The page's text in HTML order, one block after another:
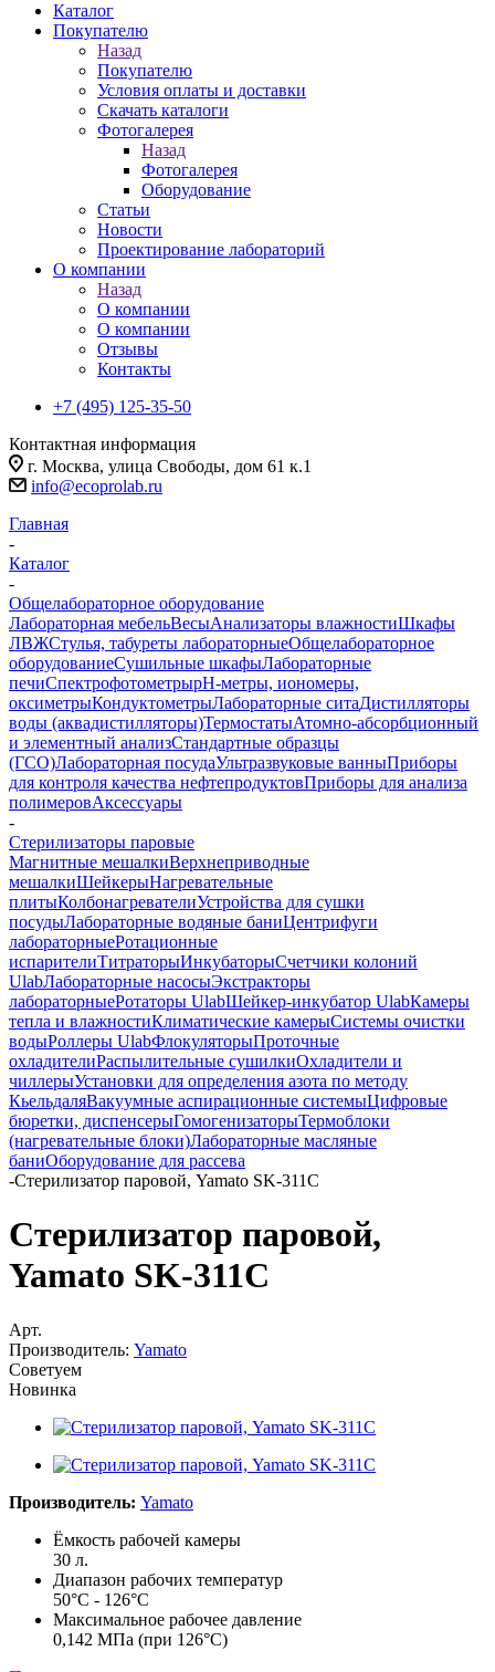
Каталог
Покупателю
Назад
Покупателю
Условия оплаты и доставки
Скачать каталоги
Фотогалерея
Назад
Фотогалерея
Оборудование
Статьи
Новости
Проектирование лабораторий
О компании
Назад
О компании
О компании
Отзывы
Контакты
+7 (495) 125-35-50
Контактная информация
г. Москва, улица Свободы, дом 61 к.1
info@ecoprolab.ru
Главная
-
Каталог
-
Общелабораторное оборудование
Лабораторная мебельВесыАнализаторы влажностиШкафы
ЛВЖСтулья, табуреты лабораторныеОбщелабораторное
оборудованиеСушильные шкафыЛабораторные
печиСпектрофотометрыpH-метры, иономеры,
оксиметрыКондуктометрыЛабораторные ситаДистилляторы
воды (аквадистилляторы)ТермостатыАтомно-абсорбционный
и элементный анализСтандартные образцы
(ГСО)Лабораторная посудаУльтразвуковые ванныПриборы
для контроля качества нефтепродуктовПриборы для анализа
полимеровАксессуары
-
Стерилизаторы паровые
Магнитные мешалкиВерхнеприводные
мешалкиШейкерыНагревательные
плитыКолбонагревателиУстройства для сушки
посудыЛабораторные водяные баниЦентрифуги
лабораторныеРотационные
испарителиТитраторыИнкубаторыСчетчики колоний
UlabЛабораторные насосыЭкстракторы
лабораторныеРотаторы UlabШейкер-инкубатор UlabКамеры
тепла и влажностиКлиматические камерыСистемы очистки
водыРоллеры UlabФлокуляторыПроточные
охладителиРаспылительные сушилкиОхладители и
чиллерыУстановки для определения азота по методу
КьельдаляВакуумные аспирационные системыЦифровые
бюретки, диспенсерыГомогенизаторыТермоблоки
(нагревательные блоки)Лабораторные масляные
баниОборудование для рассева
-Стерилизатор паровой, Yamato SK-311C
Стерилизатор паровой,
Yamato SK-311C
Арт.
Производитель: Yamato
Советуем
Новинка
Производитель: Yamato
Ёмкость рабочей камеры
30 л.
Диапазон рабочих температур
50°С - 126°С
Максимальное рабочее давление
0,142 МПа (при 126°С)